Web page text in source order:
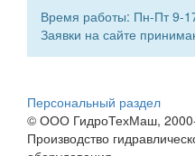
Время работы: Пн-Пт 9-
Заявки на сайте
Персональный раздел
© ООО ГидроТехМаш,
Производство